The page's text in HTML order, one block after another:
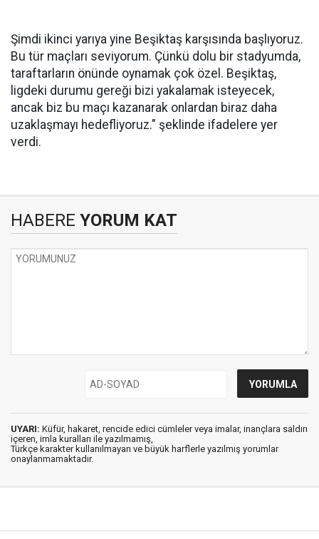
Şimdi ikinci yarıya yine Beşiktaş karşısında başlıyoruz.
Bu tür maçları seviyorum. Çünkü dolu bir stadyumda,
taraftarların önünde oynamak çok özel. Beşiktaş,
ligdeki durumu gereği bizi yakalamak isteyecek,
ancak biz bu maçı kazanarak onlardan biraz daha
uzaklaşmayı hedefliyoruz." şeklinde ifadelere yer
verdi.
HABERE YORUM KAT
UYARI: Küfür, hakaret, rencide edici cümleler veya imalar, inançlara saldırı
içeren, imla kuralları ile yazılmamış,
Türkçe karakter kullanılmayan ve büyük harflerle yazılmış yorumlar
onaylanmamaktadır.